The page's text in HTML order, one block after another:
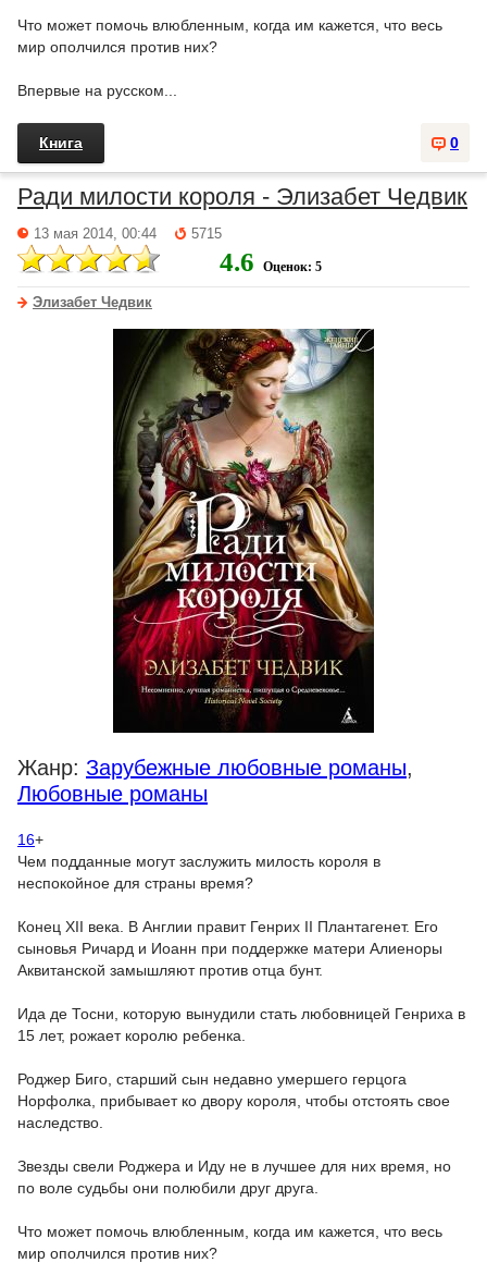
Что может помочь влюбленным, когда им кажется, что весь
мир ополчился против них?
Впервые на русском...
0
Книга
Ради милости короля - Элизабет Чедвик
13 мая 2014, 00:44 5715
4.6 Оценок: 5
Элизабет Чедвик
Жанр: Зарубежные любовные романы,
Любовные романы
16+
Чем подданные могут заслужить милость короля в
неспокойное для страны время?
Конец XII века. В Англии правит Генрих II Плантагенет. Его
сыновья Ричард и Иоанн при поддержке матери Алиеноры
Аквитанской замышляют против отца бунт.
Ида де Тосни, которую вынудили стать любовницей Генриха в
15 лет, рожает королю ребенка.
Роджер Биго, старший сын недавно умершего герцога
Норфолка, прибывает ко двору короля, чтобы отстоять свое
наследство.
Звезды свели Роджера и Иду не в лучшее для них время, но
по воле судьбы они полюбили друг друга.
Что может помочь влюбленным, когда им кажется, что весь
мир ополчился против них?